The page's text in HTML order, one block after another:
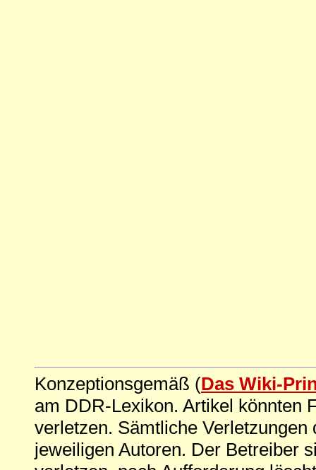
Konzeptionsgemäß (Das Wiki-
am DDR-Lexikon. Artikel könnten
verletzen. Sämtliche
jeweiligen Autoren. Der Betreiber